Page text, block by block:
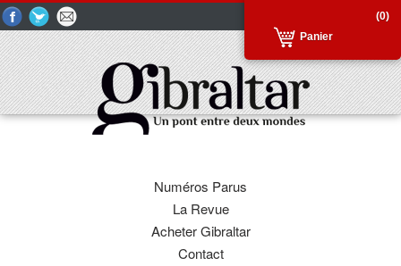
(0)
Panier
Numéros Parus
La Revue
Acheter Gibraltar
Contact